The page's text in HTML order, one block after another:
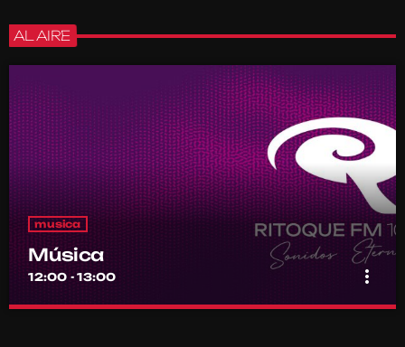
AL AIRE
musica
Música
12:00 - 13:00 more_vert